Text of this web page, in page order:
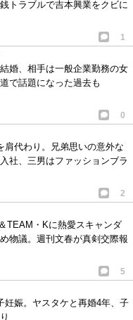
トラブルで吉本興業をクビに
1
婚、相手は一般企業勤務の女
で話題になった過去も
0
肩代わり。兄弟思いの意外な
社、三男はファッションブラ
2
TEAM・Kに熱愛スキャンダ
物議。週刊文春が真剣交際報
5
妊娠。ヤスタケと再婚4年、子